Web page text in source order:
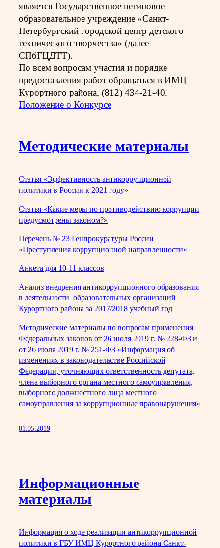
является Государственное нетиповое
образовательное учреждение «Санкт-
Петербургский городской центр детского
технического творчества» (далее –
СПбГЦДТТ).
По всем вопросам участия и порядке
предоставления работ обращаться в ИМЦ
Курортного района, (812) 434-21-40.
Положение о Конкурсе
Методические материалы
Статья «Эффективность антикоррупционной
политики в России к 2021 году»
Статья «Какие меры по противодействию коррупции
предусмотрены законом?»
Перечень № 23 Генпрокуратуры России
«Преступления коррупционной направленности»
Анкета для 10-11 классов
Анализ внедрения антикоррупционного образования
в деятельности образовательных организаций
Курортного района за 2017/2018 учебный год
Методические материалы по вопросам применения
Федеральных законов от 26 июля 2019 г. № 228-ФЗ и
от 26 июля 2019 г. № 251-ФЗ «Информация об
изменениях в законодательстве Российской
Федерации, уточняющих ответственность депутата,
члена выборного органа местного самоуправления,
выборного должностного лица местного
самоуправления за коррупционные правонарушения»
01.05.2019
Информационные
материалы
Информация о ходе реализации антикоррупционной
политики в ГБУ ИМЦ Курортного района Санкт-